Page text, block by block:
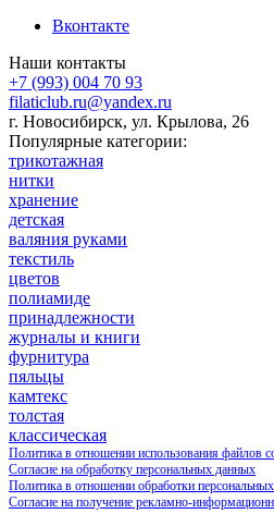
Вконтакте
Наши контакты
+7 (993) 004 70 93
filaticlub.ru@yandex.ru
г. Новосибирск, ул. Крылова, 26
Популярные категории:
трикотажная
нитки
хранение
детская
валяния руками
текстиль
цветов
полиамиде
принадлежности
журналы и книги
фурнитура
пяльцы
камтекс
толстая
классическая
Политика в отношении использования файлов
Согласие на обработку персональных данных
Политика в отношении обработки
Согласие на получение рекламно-